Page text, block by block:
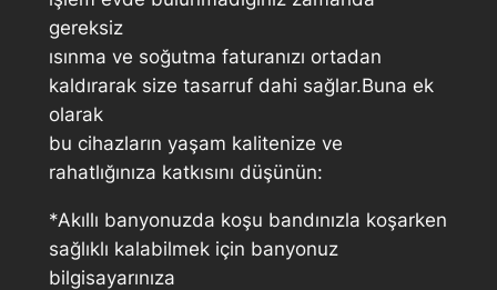
gereksiz
ısınma ve soğutma faturanızı ortadan
kaldırarak size tasarruf dahi sağlar.Buna ek
olarak
bu cihazların yaşam kalitenize ve
rahatlığınıza katkısını düşünün:
*Akıllı banyonuzda koşu bandınızla koşarken
sağlıklı kalabilmek için banyonuz
bilgisayarınıza